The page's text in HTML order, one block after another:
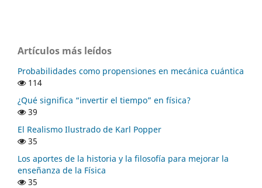
Artículos más leídos
Probabilidades como propensiones en mecánica cuántica
114
¿Qué significa “invertir el tiempo” en física?
39
El Realismo Ilustrado de Karl Popper
35
Los aportes de la historia y la filosofía para mejorar la
enseñanza de la Física
35